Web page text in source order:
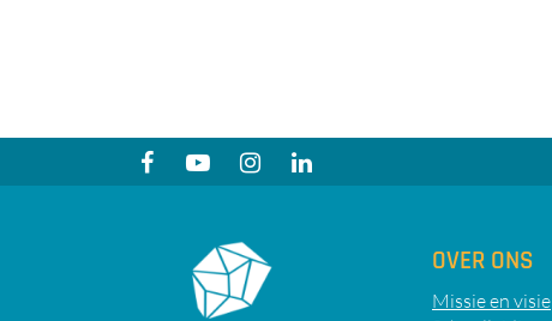
OVER ONS
Missie en visie